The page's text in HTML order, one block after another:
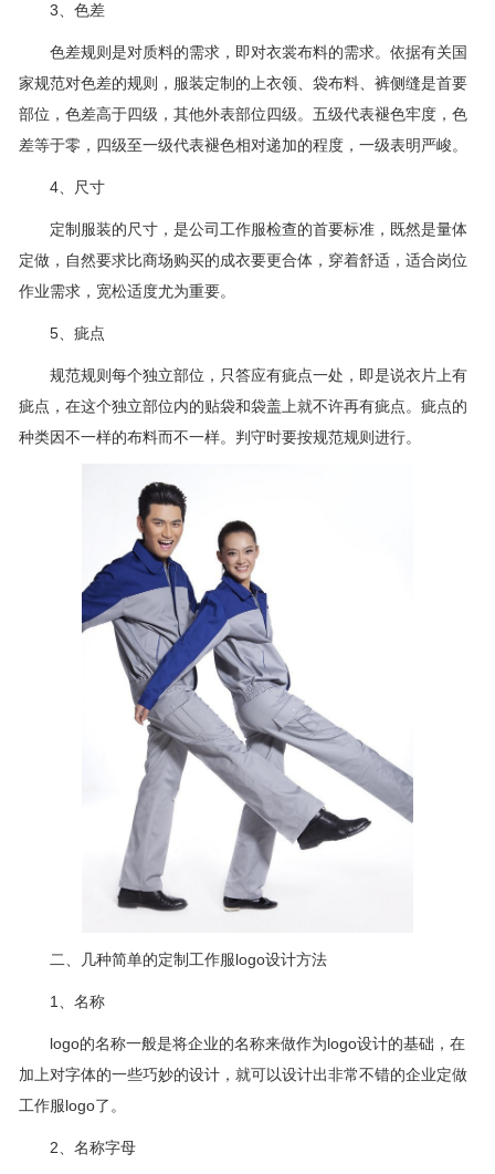
3、色差
色差规则是对质料的需求，即对衣裳布料的需求。依据有关国
家规范对色差的规则，服装定制的上衣领、袋布料、裤侧缝是首要
部位，色差高于四级，其他外表部位四级。五级代表褪色牢度，色
差等于零，四级至一级代表褪色相对递加的程度，一级表明严峻。
4、尺寸
定制服装的尺寸，是公司工作服检查的首要标准，既然是量体
定做，自然要求比商场购买的成衣要更合体，穿着舒适，适合岗位
作业需求，宽松适度尤为重要。
5、疵点
规范规则每个独立部位，只答应有疵点一处，即是说衣片上有
疵点，在这个独立部位内的贴袋和袋盖上就不许再有疵点。疵点的
种类因不一样的布料而不一样。判守时要按规范规则进行。
二、几种简单的定制工作服logo设计方法
1、名称
logo的名称一般是将企业的名称来做作为logo设计的基础，在
加上对字体的一些巧妙的设计，就可以设计出非常不错的企业定做
工作服logo了。
2、名称字母